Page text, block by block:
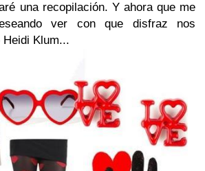
una recopilación. Y ahora que me
ver con que disfraz nos
Klum...